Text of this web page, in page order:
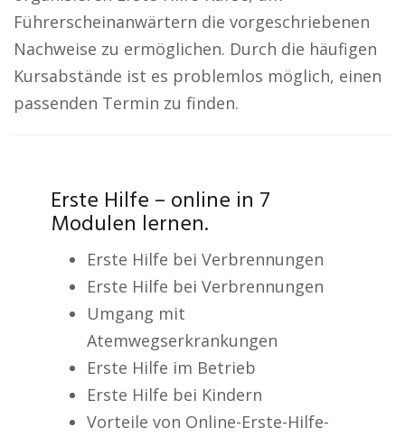
Führerscheinanwärtern die vorgeschriebenen
Nachweise zu ermöglichen. Durch die häufigen
Kursabstände ist es problemlos möglich, einen
passenden Termin zu finden.
Erste Hilfe – online in 7
Modulen lernen.
Erste Hilfe bei Verbrennungen
Erste Hilfe bei Verbrennungen
Umgang mit
Atemwegserkrankungen
Erste Hilfe im Betrieb
Erste Hilfe bei Kindern
Vorteile von Online-Erste-Hilfe-